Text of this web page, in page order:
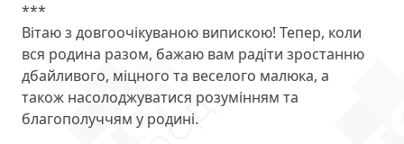
***
Вітаю з довгоочікуваною випискою! Тепер, коли
вся родина разом, бажаю вам радіти зростанню
дбайливого, міцного та веселого малюка, а
також насолоджуватися розумінням та
благополуччям у родині.